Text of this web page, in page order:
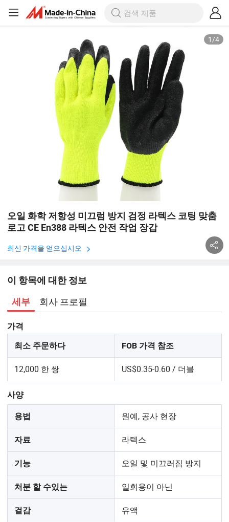
1/4
오일 화학 저항성 미끄럼 방지 검정 라텍스 코팅 맞춤
로고 CE En388 라텍스 안전 작업 장갑
최신 가격을 얻으십시오
이 항목에 대한 정보
세부 회사 프로필
가격
최소 주문하다 FOB 가격 참조
12,000 한 쌍 US$0.35-0.60 / 더블
사양
용법 원예, 공사 현장
자료 라텍스
기능 오일 및 미끄러짐 방지
처분 할 수있는 일회용이 아닌
겉감 유액